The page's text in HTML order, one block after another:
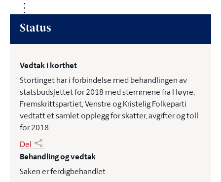
Status
Vedtak i korthet
Stortinget har i forbindelse med behandlingen av
statsbudsjettet for 2018 med stemmene fra Høyre,
Fremskrittspartiet, Venstre og Kristelig Folkeparti
vedtatt et samlet opplegg for skatter, avgifter og toll
for 2018.
Del
Behandling og vedtak
Saken er ferdigbehandlet